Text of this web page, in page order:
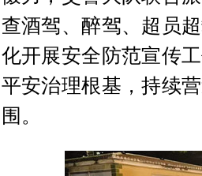
查酒驾、醉驾、超员
化开展安全防范宣传
平安治理根基，持续
围。